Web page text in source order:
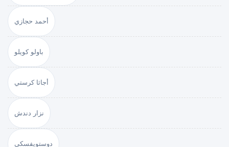
أحمد حجازي
باولو كويلو
أجاثا كرستي
نزار دندش
دوستويفسكي